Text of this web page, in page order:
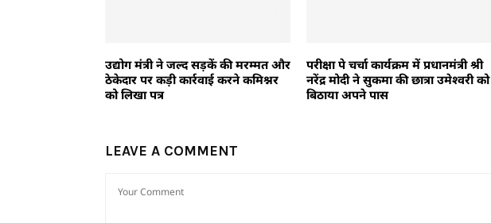
उद्योग मंत्री ने जल्द सड़कें की मरम्मत और
ठेकेदार पर कड़ी कार्रवाई करने कमिश्नर
को लिखा पत्र
परीक्षा पे चर्चा कार्यक्रम में प्रधानमंत्री श्री
नरेंद्र मोदी ने सुकमा की छात्रा उमेश्वरी को
बिठाया अपने पास
LEAVE A COMMENT